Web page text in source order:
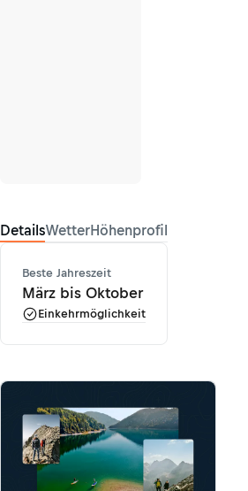
DetailsWetterHöhenprofil
Beste Jahreszeit
März bis Oktober
Einkehrmöglichkeit